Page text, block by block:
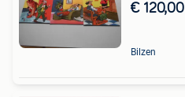
€ 120,00
Bilzen